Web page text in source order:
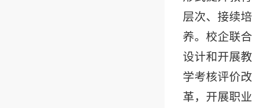
层次、接续培
养。校企联合
设计和开展教
学考核评价改
革，开展职业